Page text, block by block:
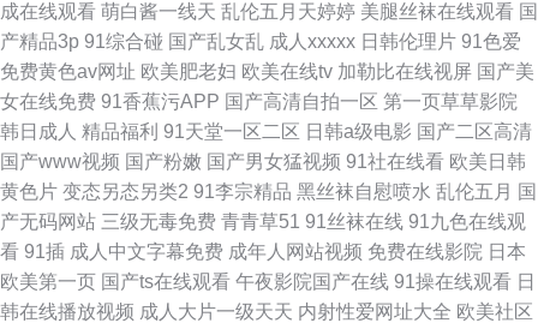
成在线观看 萌白酱一线天 乱伦五月天婷婷 美腿丝袜在线观看 国
产精品3p 91综合碰 国产乱女乱 成人xxxxx 日韩伦理片 91色爱
免费黄色av网址 欧美肥老妇 欧美在线tv 加勒比在线视屏 国产美
女在线免费 91香蕉污APP 国产高清自拍一区 第一页草草影院
韩日成人 精品福利 91天堂一区二区 日韩a级电影 国产二区高清
国产www视频 国产粉嫩 国产男女猛视频 91社在线看 欧美日韩
黄色片 变态另态另类2 91李宗精品 黑丝袜自慰喷水 乱伦五月 国
产无码网站 三级无毒免费 青青草51 91丝袜在线 91九色在线观
看 91插 成人中文字幕免费 成年人网站视频 免费在线影院 日本
欧美第一页 国产ts在线观看 午夜影院国产在线 91操在线观看 日
韩在线播放视频 成人大片一级天天 内射性爱网址大全 欧美社区